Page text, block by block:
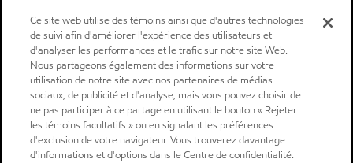
Ce site web utilise des témoins ainsi que d'autres technologies
de suivi afin d'améliorer l'expérience des utilisateurs et
d'analyser les performances et le trafic sur notre site Web.
Nous partageons également des informations sur votre
utilisation de notre site avec nos partenaires de médias
sociaux, de publicité et d'analyse, mais vous pouvez choisir de
ne pas participer à ce partage en utilisant le bouton « Rejeter
les témoins facultatifs » ou en signalant les préférences
d'exclusion de votre navigateur. Vous trouverez davantage
d'informations et d'options dans le Centre de confidentialité.